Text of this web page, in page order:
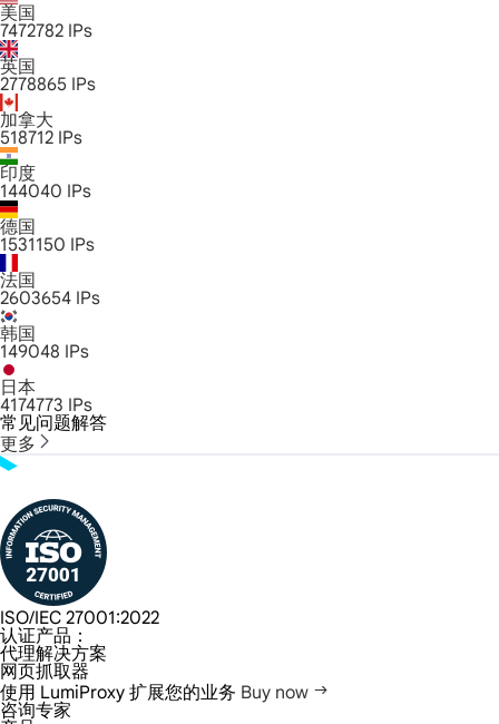
美国
7472782 IPs
英国
2778865 IPs
加拿大
518712 IPs
印度
144040 IPs
德国
1531150 IPs
法国
2603654 IPs
韩国
149048 IPs
日本
4174773 IPs
常见问题解答
更多
ISO/IEC 27001:2022
认证产品：
代理解决方案
网页抓取器
使用 LumiProxy 扩展您的业务 Buy now
咨询专家